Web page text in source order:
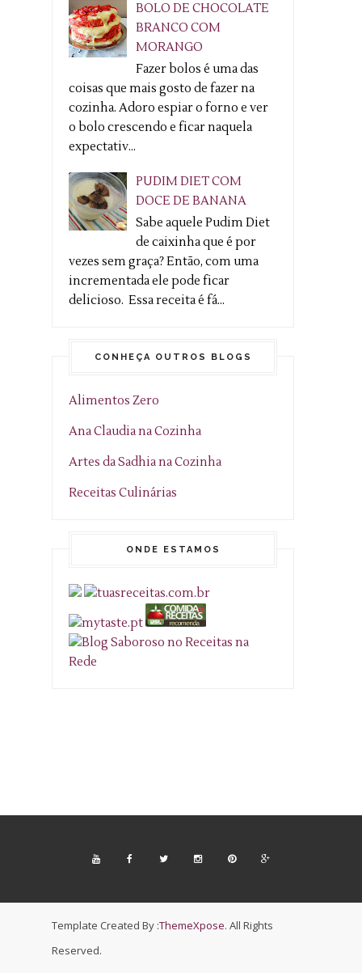
BOLO DE CHOCOLATE
BRANCO COM
MORANGO
Fazer bolos é uma das
coisas que mais gosto de fazer na
cozinha. Adoro espiar o forno e ver
o bolo crescendo e ficar naquela
expectativ...
PUDIM DIET COM
DOCE DE BANANA
Sabe aquele Pudim Diet
de caixinha que é por
vezes sem graça? Então, com uma
incrementada ele pode ficar
delicioso. Essa receita é fá...
CONHEÇA OUTROS BLOGS
Alimentos Zero
Ana Claudia na Cozinha
Artes da Sadhia na Cozinha
Receitas Culinárias
ONDE ESTAMOS
Template Created By :ThemeXpose. All Rights
Reserved.